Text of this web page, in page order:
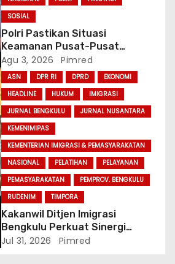
SOSIAL
Polri Pastikan Situasi
Keamanan Pusat-Pusat
Ekonomi Nasional Tetap
Kondusif
Agu 3, 2026 Pimred
ASN DPR RI DPRD
EKONOMI
HEADLINE
HUKUM
IMIGRASI
JURNAL BENGKULU
JURNAL NUSANTARA
KEMENIMIPAS
KEMENTERIAN IMIGRASI & PEMASYARAKATAN
NASIONAL
PELATIHAN
PELAYANAN
PEMASYARAKATAN
PEMPROV. BENGKULU
RUDENIM
TIMPORA
Kakanwil Ditjen Imigrasi
Bengkulu Perkuat Sinergi
Penegakan Hukum Melalui
Jul 31, 2026 Pimred